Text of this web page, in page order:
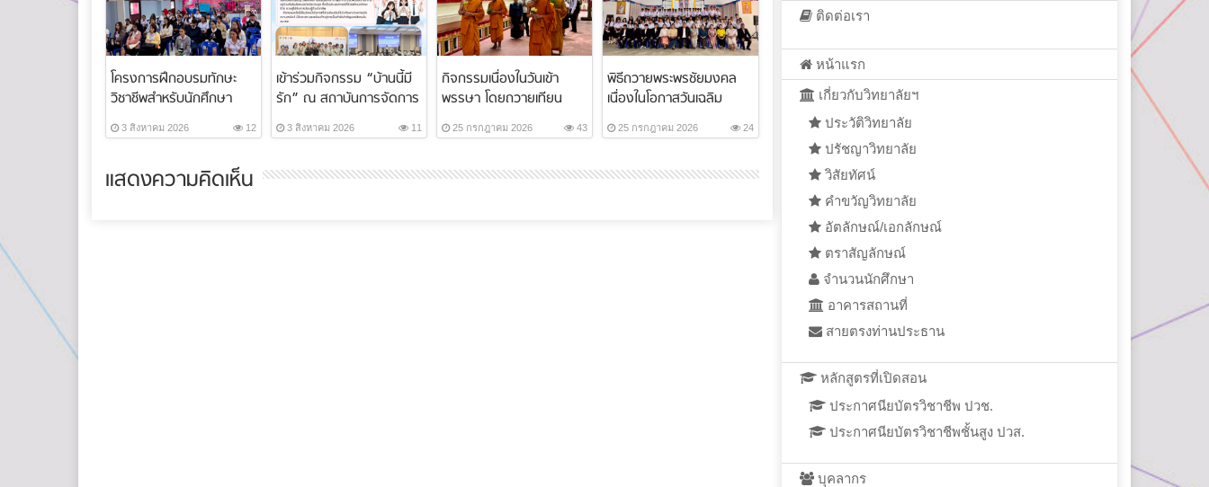
โครงการฝึกอบรมทักษะ
วิชาชีพสำหรับนักศึกษา
ระบบทวิภาคี ภา...
3 สิงหาคม 2026 12
เข้าร่วมกิจกรรม “บ้านนี้มี
รัก” ณ สถาบันการจัดการ
ปัญญาภ...
3 สิงหาคม 2026 11
กิจกรรมเนื่องในวันเข้า
พรรษา โดยถวายเทียน
พรรษา สังฆทาน ...
25 กรกฎาคม 2026 43
พิธีถวายพระพรชัยมงคล
เนื่องในโอกาสวันเฉลิม
พระชนมพรรษา ...
25 กรกฎาคม 2026 24
แสดงความคิดเห็น
ติดต่อเรา
หน้าแรก
เกี่ยวกับวิทยาลัยฯ
ประวัติวิทยาลัย
ปรัชญาวิทยาลัย
วิสัยทัศน์
คำขวัญวิทยาลัย
อัตลักษณ์/เอกลักษณ์
ตราสัญลักษณ์
จำนวนนักศึกษา
อาคารสถานที่
สายตรงท่านประธาน
หลักสูตรที่เปิดสอน
ประกาศนียบัตรวิชาชีพ ปวช.
ประกาศนียบัตรวิชาชีพชั้นสูง ปวส.
บุคลากร